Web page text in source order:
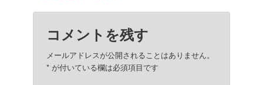
コメントを残す
メールアドレスが公開されることはありません。
*が付いている欄は必須項目です